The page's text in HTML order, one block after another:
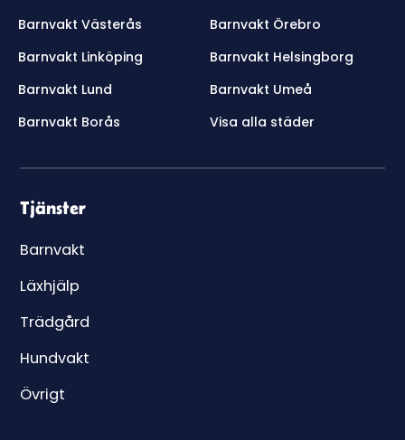
Barnvakt Västerås
Barnvakt Örebro
Barnvakt Linköping
Barnvakt Helsingborg
Barnvakt Lund
Barnvakt Umeå
Barnvakt Borås
Visa alla städer
Tjänster
Barnvakt
Läxhjälp
Trädgård
Hundvakt
Övrigt